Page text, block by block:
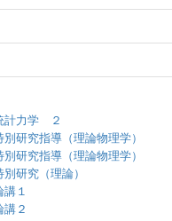
計力学 ２
別研究指導（理論物理学）
別研究指導（理論物理学）
別研究（理論）
講１
講２